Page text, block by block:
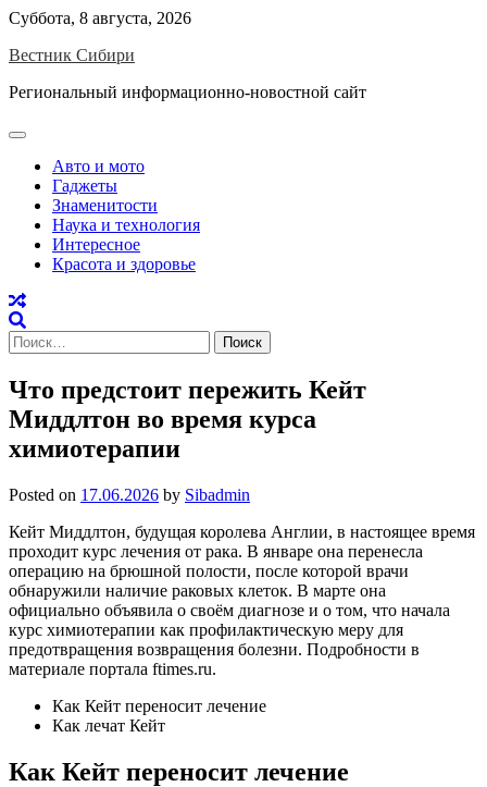
Skip
content
Суббота, 8 августа, 2026
Вестник Сибири
Региональный информационно-новостной сайт
Авто и мото
Гаджеты
Знаменитости
Наука и технология
Интересное
Красота и здоровье
Найти:
Что предстоит пережить Кейт
Миддлтон во время курса
химиотерапии
Posted on 17.06.2026 by Sibadmin
Кейт Миддлтон, будущая королева Англии, в настоящее время
проходит курс лечения от рака. В январе она перенесла
операцию на брюшной полости, после которой врачи
обнаружили наличие раковых клеток. В марте она
официально объявила о своём диагнозе и о том, что начала
курс химиотерапии как профилактическую меру для
предотвращения возвращения болезни. Подробности в
материале портала ftimes.ru.
Как Кейт переносит лечение
Как лечат Кейт
Как Кейт переносит лечение